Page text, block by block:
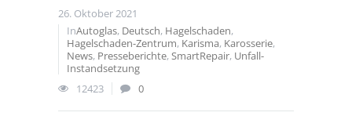
26. Oktober 2021
InAutoglas, Deutsch, Hagelschaden,
Hagelschaden-Zentrum, Karisma, Karosserie,
News, Presseberichte,SmartRepair, Unfall-
Instandsetzung
12423
0